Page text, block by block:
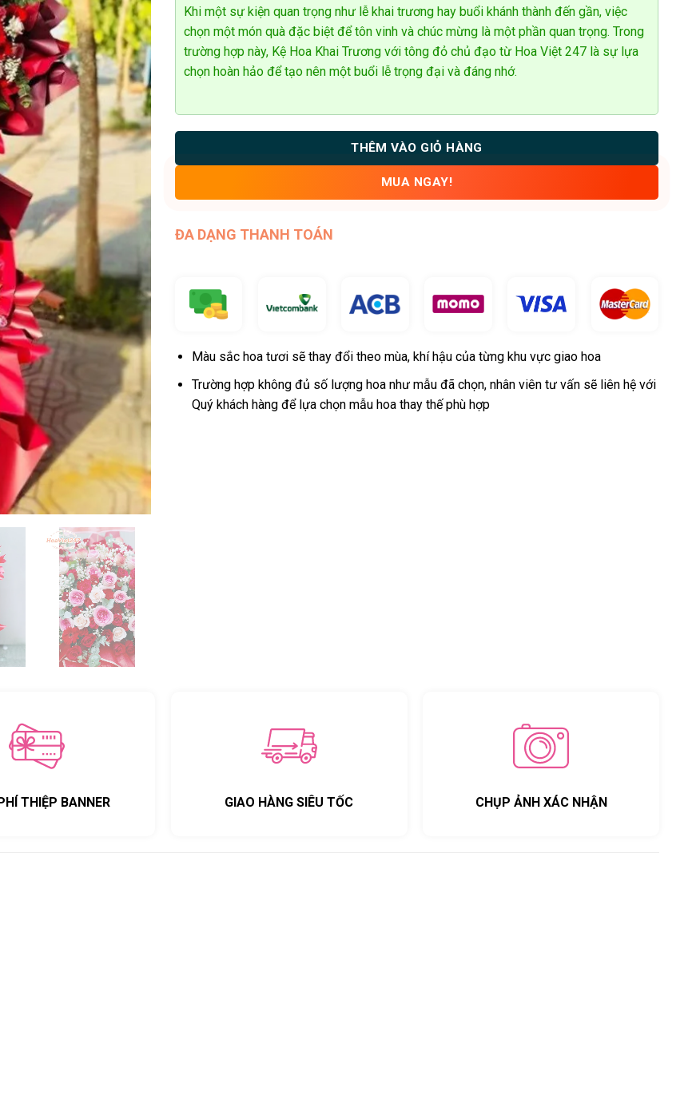
Khi một sự kiện quan trọng như lễ khai trương hay buổi khánh thành đến gần, việc
chọn một món quà đặc biệt để tôn vinh và chúc mừng là một phần quan trọng. Trong
trường hợp này, Kệ Hoa Khai Trương với tông đỏ chủ đạo từ Hoa Việt 247 là sự lựa
chọn hoàn hảo để tạo nên một buổi lễ trọng đại và đáng nhớ.
THÊM VÀO GIỎ HÀNG
MUA NGAY!
ĐA DẠNG THANH TOÁN
Màu sắc hoa tươi sẽ thay đổi theo mùa, khí hậu của từng khu vực giao hoa
Trường hợp không đủ số lượng hoa như mẫu đã chọn, nhân viên tư vấn sẽ liên hệ với
Quý khách hàng để lựa chọn mẫu hoa thay thế phù hợp
THIỆP BANNER GIAO HÀNG SIÊU TỐC CHỤP ẢNH XÁC NHẬN